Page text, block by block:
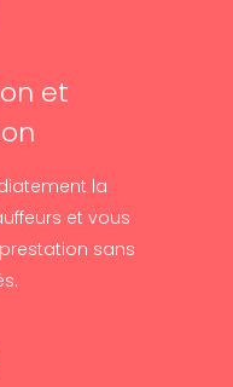
et
la
et vous
sans